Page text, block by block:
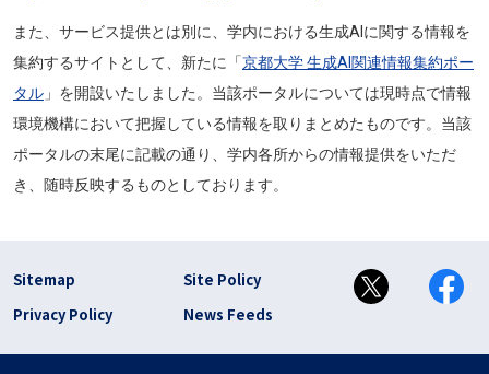
また、サービス提供とは別に、学内における生成AIに関する情報を
集約するサイトとして、新たに「京都大学 生成AI関連情報集約ポー
タル 」を開設いたしました。当該ポータルについては現時点で情報
環境機構において把握している情報を取りまとめたものです。当該
ポータルの末尾に記載の通り、 学内各所からの情報提供をいただ
き、随時反映するものとしております。
フッター リンク(en)
Sitemap
Site Policy
Privacy Policy
News Feeds